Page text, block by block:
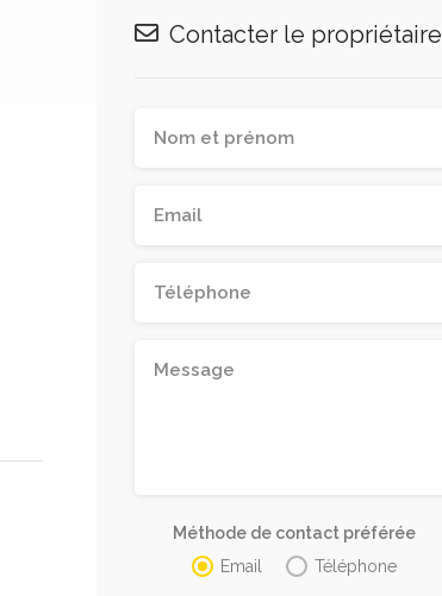
Contacter le propriétaire
Méthode de contact préférée
Email
Téléphone